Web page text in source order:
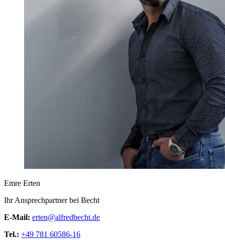
Emre Erten
Ihr Ansprechpartner bei Becht
E-Mail: erten@alfredbecht.de
Tel.: +49 781 60586-16